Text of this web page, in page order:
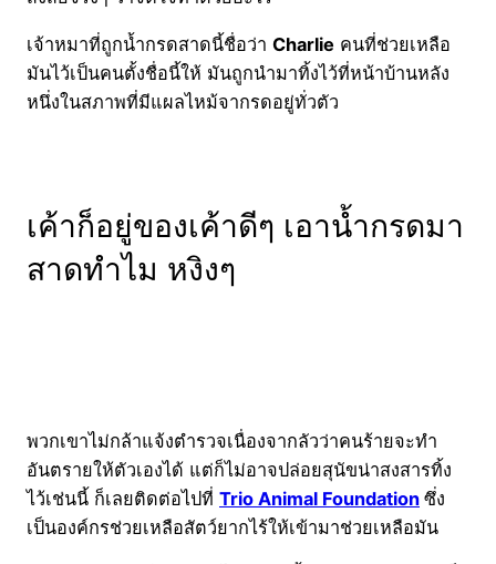
เจ้าหมาที่ถูกน้ำกรดสาดนี้ชื่อว่า Charlie คนที่ช่วยเหลือ
มันไว้เป็นคนตั้งชื่อนี้ให้ มันถูกนำมาทิ้งไว้ที่หน้าบ้านหลัง
หนึ่งในสภาพที่มีแผลไหม้จากรดอยู่ทั่วตัว
เค้าก็อยู่ของเค้าดีๆ เอาน้ำกรดมา
สาดทำไม หงิงๆ
พวกเขาไม่กล้าแจ้งตำรวจเนื่องจากลัวว่าคนร้ายจะทำ
อันตรายให้ตัวเองได้ แต่ก็ไม่อาจปล่อยสุนัขน่าสงสารทิ้ง
ไว้เช่นนี้ ก็เลยติดต่อไปที่ Trio Animal Foundation ซึ่ง
เป็นองค์กรช่วยเหลือสัตว์ยากไร้ให้เข้ามาช่วยเหลือมัน